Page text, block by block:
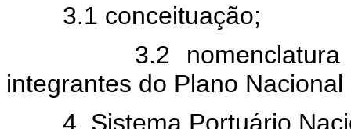
3.1 conceituação;
3.2
integrantes do Plano Nacional
4. Sistema Portuário